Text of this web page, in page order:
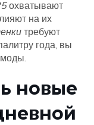
охватывают
на их
требуют
года, вы
новые